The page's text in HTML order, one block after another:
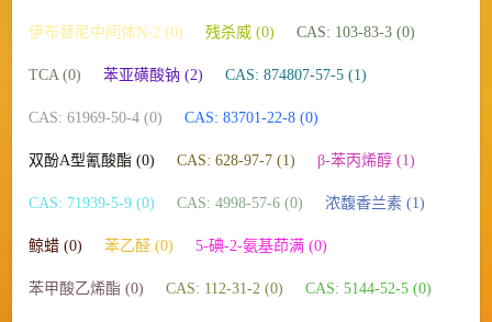
伊布替尼中间体N-2 (0) 残杀威 (0) CAS: 103-83-3 (0)
TCA (0) 苯亚磺酸钠 (2) CAS: 874807-57-5 (1)
CAS: 61969-50-4 (0) CAS: 83701-22-8 (0)
双酚A型氰酸酯 (0) CAS: 628-97-7 (1) β-苯丙烯醇 (1)
CAS: 71939-5-9 (0) CAS: 4998-57-6 (0) 浓馥香兰素 (1)
鲸蜡 (0) 苯乙醛 (0) 5-碘-2-氨基茚满 (0)
苯甲酸乙烯酯 (0) CAS: 112-31-2 (0) CAS: 5144-52-5 (0)